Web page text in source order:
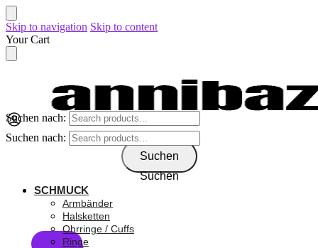
Skip to navigation Skip to content
Your Cart
Suchen nach:
Suchen
Suchen nach:
Suchen
SCHMUCK
Armbänder
Halsketten
Ohrringe / Cuffs
Ringe